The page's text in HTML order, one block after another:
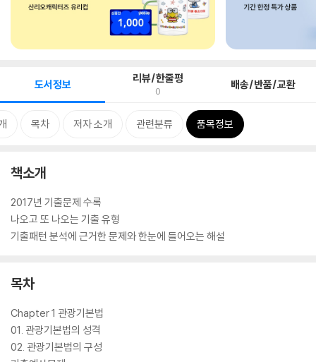
도서정보 리뷰/한줄평
0 배송/반품/교환
목차 저자 소개 관련분류 품목정보
책소개
2017년 기출문제 수록
나오고 또 나오는 기출 유형
기출패턴 분석에 근거한 문제와 한눈에 들어오는 해설
목차
Chapter 1 관광기본법
01. 관광기본법의 성격
02. 관광기본법의 구성